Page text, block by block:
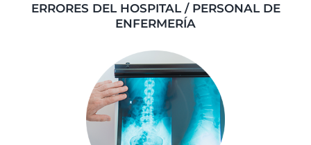
ERRORES DEL HOSPITAL / PERSONAL DE
ENFERMERÍA